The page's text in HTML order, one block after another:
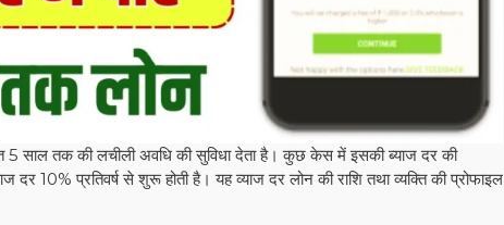
तक की लचीली अवधि की सुविधा देता है। कुछ केस में इसकी ब्याज दर की
10% प्रतिवर्ष से शुरू होती है। यह व्याज दर लोन की राशि तथा व्यक्ति की प्रोफाइल